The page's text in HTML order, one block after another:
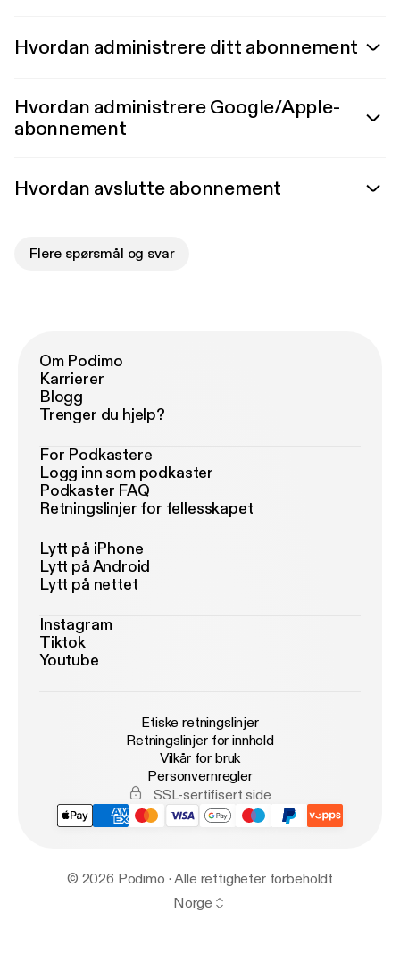
Hvordan administrere ditt abonnement
Hvordan administrere Google/Apple-
abonnement
Hvordan avslutte abonnement
Flere spørsmål og svar
Om Podimo
Karrierer
Blogg
Trenger du hjelp?
For Podkastere
Logg inn som podkaster
Podkaster FAQ
Retningslinjer for fellesskapet
Lytt på iPhone
Lytt på Android
Lytt på nettet
Instagram
Tiktok
Youtube
Etiske retningslinjer
Retningslinjer for innhold
Vilkår for bruk
Personvernregler
SSL-sertifisert side
© 2026 Podimo · Alle rettigheter forbeholdt
Norge